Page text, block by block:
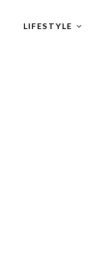
LIFESTYLE